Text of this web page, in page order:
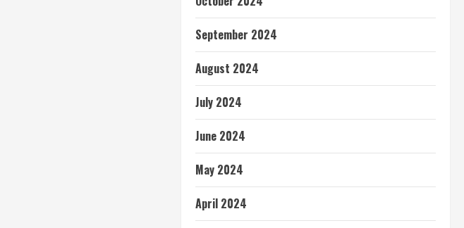
September 2024
August 2024
July 2024
June 2024
May 2024
April 2024